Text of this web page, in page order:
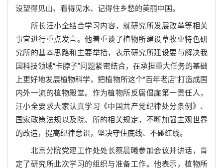
设望得见山、看得见水、记得住乡愁的美丽中国。
所长汪小全结合学习内容，就研究所发展改革等相关
事宜进行重点发言。他着重谈了植物所建设草牧业特色研
究所的基本思路和主要举措，表示研究所建设要与解决我
国科技领域“卡脖子”问题紧密结合，在承担重大任务的基础
上更好地发展植物科学，把植物所这个“百年老店”打造成国
内外一流的植物殿堂。作为植物所反腐倡廉第一责任人，
汪小全要求大家认真学习《中国共产党纪律处分条例》、
国家政策法规以及院、所的相关规定，不断加强主观世界
的改造，提高纪律意识，坚决守住底线、不碰红线。
北京分院党建工作处处长蔡晨曦参加会议并讲话，肯
定了研究所此次学习的组织与准备工作。他表示，植物所